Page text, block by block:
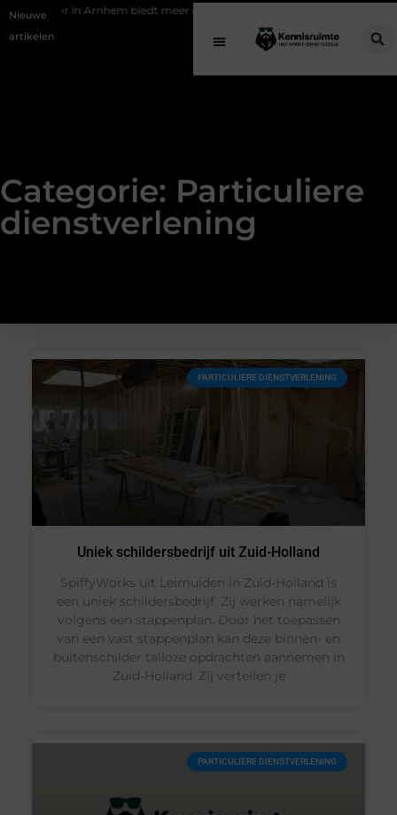
Nieuwe
artikelen
in Arnhem biedt meer dan een vergelijkingssite
Categorie: Particuliere
dienstverlening
PARTICULIERE DIENSTVERLENING
Uniek schildersbedrijf uit Zuid-Holland
SpiffyWorks uit Leimuiden in Zuid-Holland is
een uniek schildersbedrijf. Zij werken namelijk
volgens een stappenplan. Door het toepassen
van een vast stappenplan kan deze binnen- en
buitenschilder talloze opdrachten aannemen in
Zuid-Holland. Zij vertellen je
PARTICULIERE DIENSTVERLENING